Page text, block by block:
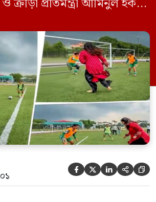
ফুটবল খেলার একটি
সেই ভিডিওতে দেখা যায়,
ডি-বক্সের কাছাকাছি অবস্থানে
কাছ থেকে বল পান
    